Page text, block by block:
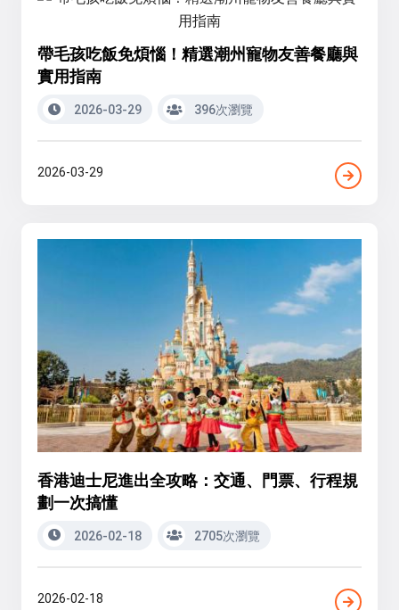
帶毛孩吃飯免煩惱！精選潮州寵物友善餐廳與
實用指南
2026-03-29 396次瀏覽
2026-03-29
香港迪士尼進出全攻略：交通、門票、行程規
劃一次搞懂
2026-02-18 2705次瀏覽
2026-02-18